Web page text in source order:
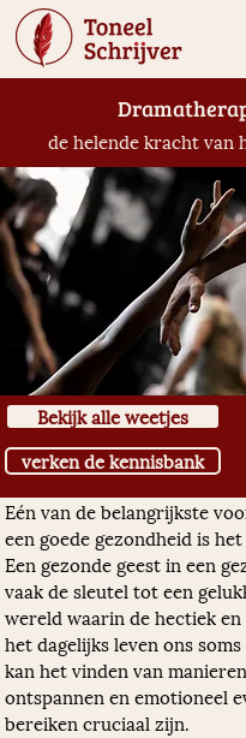
de helende kracht van
Bekijk alle weetjes
verken de kennisbank
Eén van de belangrijkste
een goede gezondheid is
Een gezonde geest in een
vaak de sleutel tot een
wereld waarin de hectiek
het dagelijks leven ons
kan het vinden van
ontspannen en emotioneel
bereiken cruciaal zijn.